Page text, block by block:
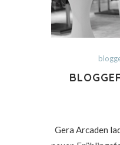
Gera Arcaden